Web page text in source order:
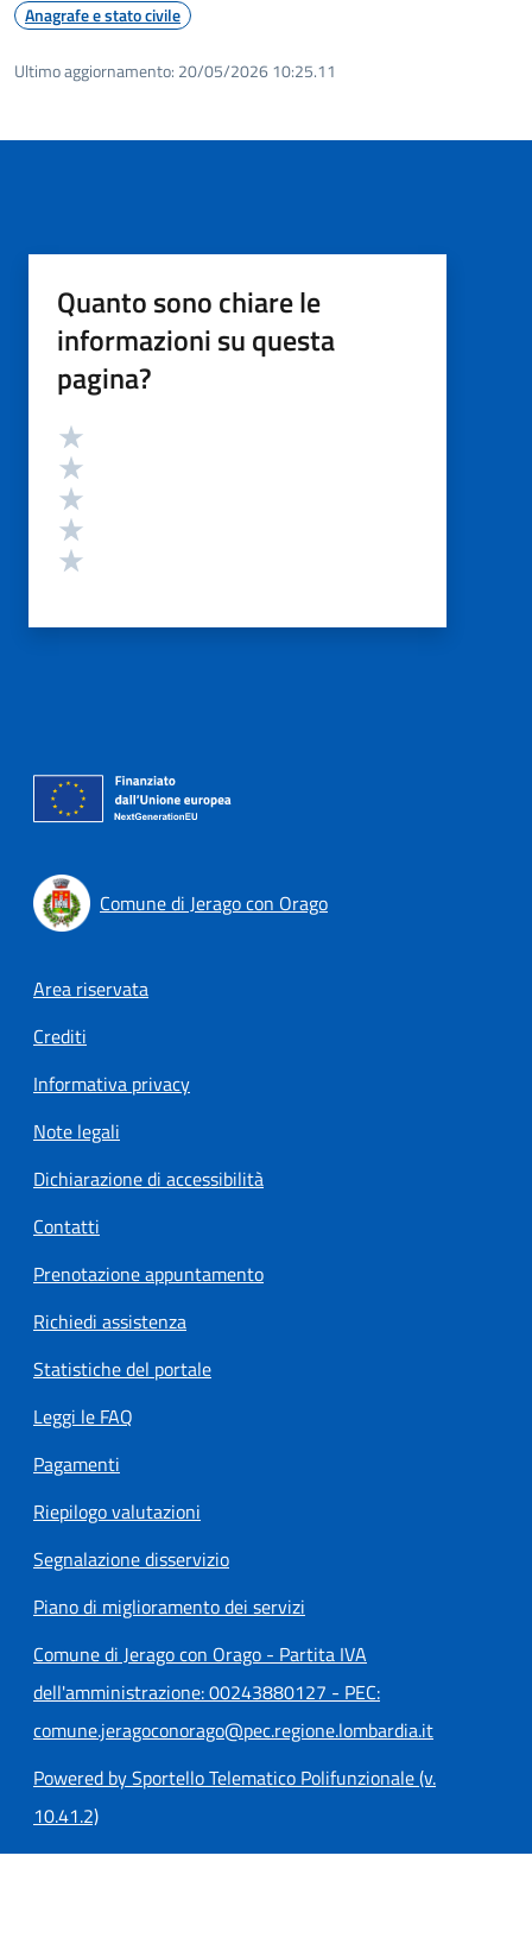
Anagrafe e stato civile
Ultimo aggiornamento: 20/05/2026 10:25.11
Quanto sono chiare le
informazioni su questa
pagina?
Valutazione
Comune di Jerago con Orago
Footer menu
Area riservata
Crediti
Informativa privacy
Note legali
Dichiarazione di accessibilità
Contatti
Prenotazione appuntamento
Richiedi assistenza
Statistiche del portale
Leggi le FAQ
Pagamenti
Riepilogo valutazioni
Segnalazione disservizio
Piano di miglioramento dei servizi
Comune di Jerago con Orago - Partita IVA
dell'amministrazione: 00243880127 - PEC:
comune.jeragoconorago@pec.regione.lombardia.it
Powered by Sportello Telematico Polifunzionale (v.
10.41.2)